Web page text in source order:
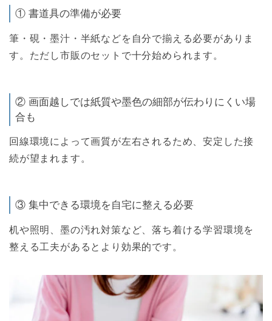
① 書道具の準備が必要
筆・硯・墨汁・半紙などを自分で揃える必要がありま
す。ただし市販のセットで十分始められます。
② 画面越しでは紙質や墨色の細部が伝わりにくい場
合も
回線環境によって画質が左右されるため、安定した接
続が望まれます。
③ 集中できる環境を自宅に整える必要
机や照明、墨の汚れ対策など、落ち着ける学習環境を
整える工夫があるとより効果的です。